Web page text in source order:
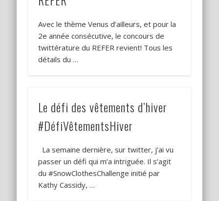
Avec le thème Venus d’ailleurs, et pour la
2e année consécutive, le concours de
twittérature du REFER revient! Tous les
détails du …
Le défi des vêtements d’hiver
#DéfiVêtementsHiver
La semaine dernière, sur twitter, j’ai vu
passer un défi qui m’a intriguée. Il s’agit
du #SnowClothesChallenge initié par
Kathy Cassidy, …